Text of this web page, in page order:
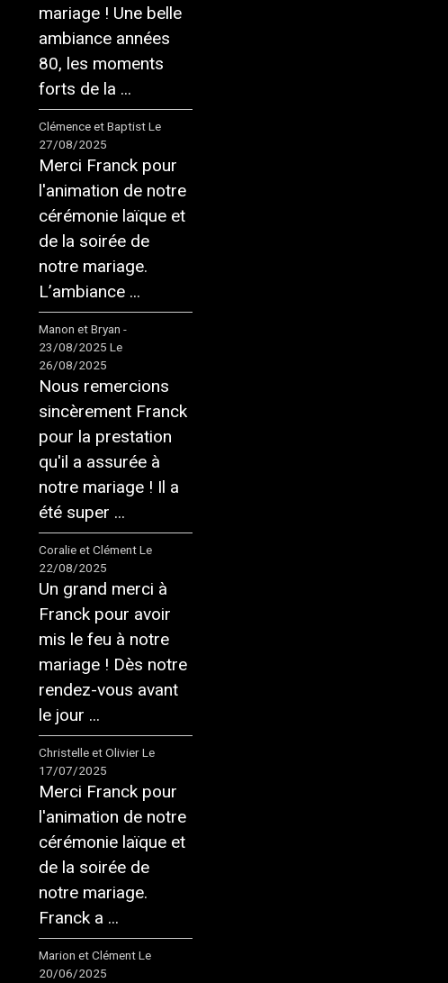
mariage ! Une belle
ambiance années
80, les moments
forts de la ...
Clémence et Baptist Le
27/08/2025
Merci Franck pour
l'animation de notre
cérémonie laïque et
de la soirée de
notre mariage.
L’ambiance ...
Manon et Bryan -
23/08/2025 Le
26/08/2025
Nous remercions
sincèrement Franck
pour la prestation
qu'il a assurée à
notre mariage ! Il a
été super ...
Coralie et Clément Le
22/08/2025
Un grand merci à
Franck pour avoir
mis le feu à notre
mariage ! Dès notre
rendez-vous avant
le jour ...
Christelle et Olivier Le
17/07/2025
Merci Franck pour
l'animation de notre
cérémonie laïque et
de la soirée de
notre mariage.
Franck a ...
Marion et Clément Le
20/06/2025